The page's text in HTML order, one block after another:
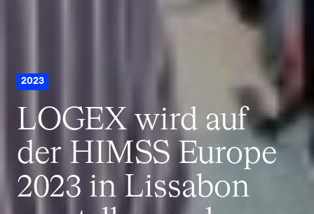
2023
LOGEX wird auf
der HIMSS Europe
2023 in Lissabon